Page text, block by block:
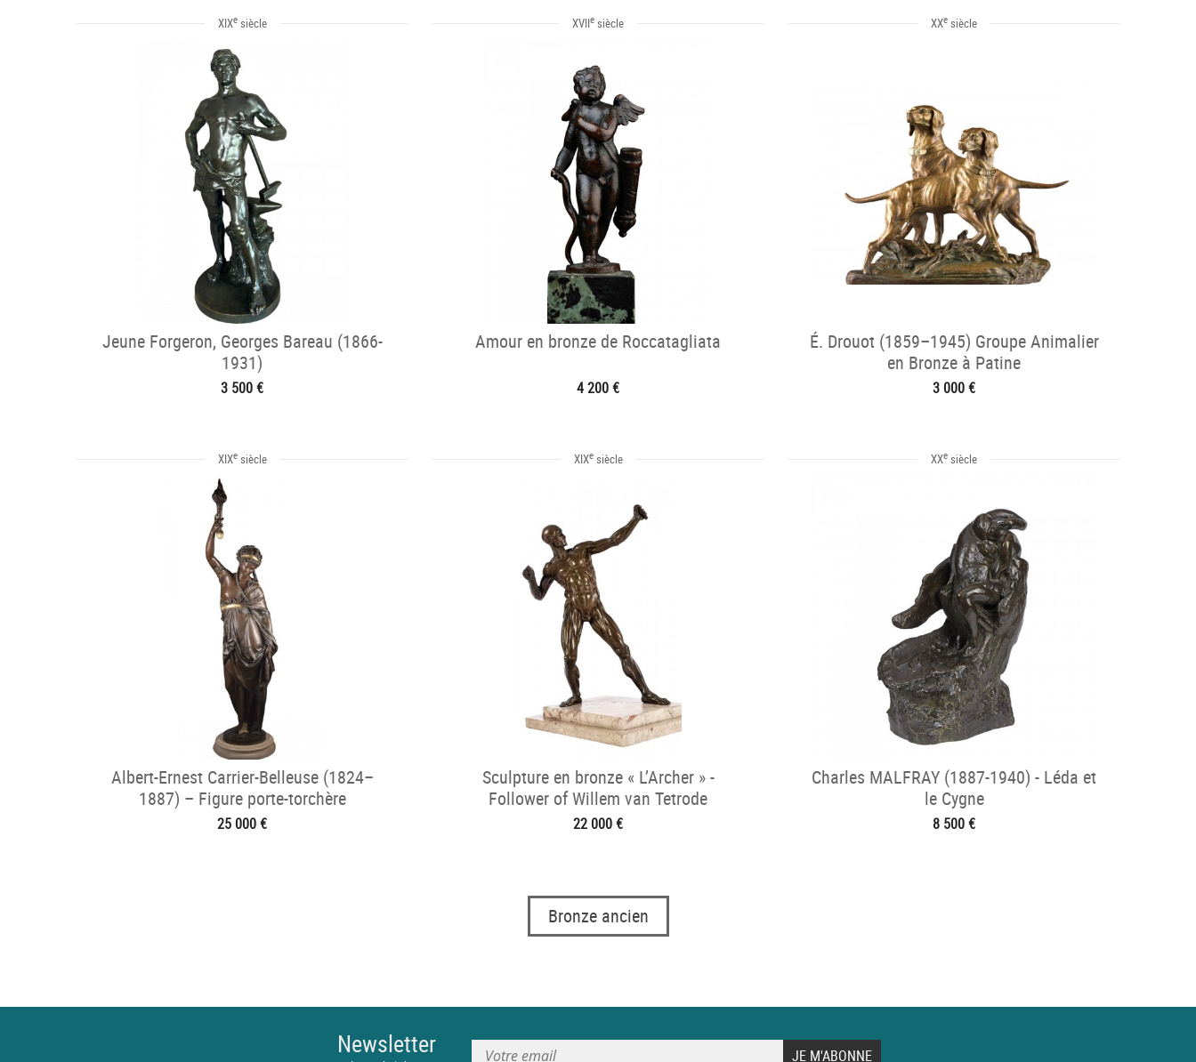
XIXesiècle
Jeune Forgeron, Georges Bareau (1866-
1931)
3 500 €
XVIIe siècle
Amour en bronze de Roccatagliata
4 200 €
XXe siècle
É. Drouot (1859–1945) Groupe Animalier
en Bronze à Patine
3 000 €
XIXesiècle
Albert-Ernest Carrier-Belleuse (1824–
1887) – Figure porte-torchère
25 000 €
XIXesiècle
Sculpture en bronze « L’Archer » -
Follower of Willem van Tetrode
22 000 €
XXe siècle
Charles MALFRAY (1887-1940) - Léda et
le Cygne
8 500 €
Bronze ancien
Newsletter